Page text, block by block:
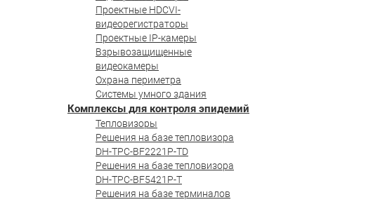
Проектные HDCVI-
видеорегистраторы
Проектные IP-камеры
Взрывозащищенные
видеокамеры
Охрана периметра
Системы умного здания
Комплексы для контроля эпидемий
Тепловизоры
Решения на базе тепловизора
DH-TPC-BF2221P-TD
Решения на базе тепловизора
DH-TPC-BF5421P-T
Решения на базе терминалов